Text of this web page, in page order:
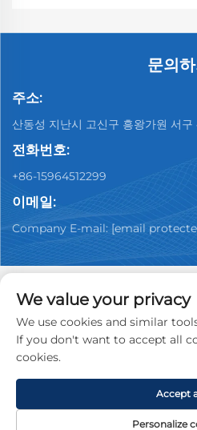
문의
주소:
산동성 지난시 고신구 흥왕가원 서
전화번호:
+86-15964512299
이메일:
Company E-mail: [email
Copyright © 2026 중국 제남 유핀
든 권리 보유.
We value your privacy
We use cookies and similar
If you don't want to accept all
cookies.
Personalize
Accept